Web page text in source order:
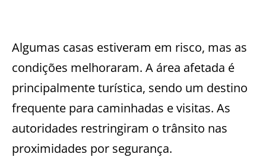
Algumas casas estiveram em risco, mas as
condições melhoraram. A área afetada é
principalmente turística, sendo um destino
frequente para caminhadas e visitas. As
autoridades restringiram o trânsito nas
proximidades por segurança.